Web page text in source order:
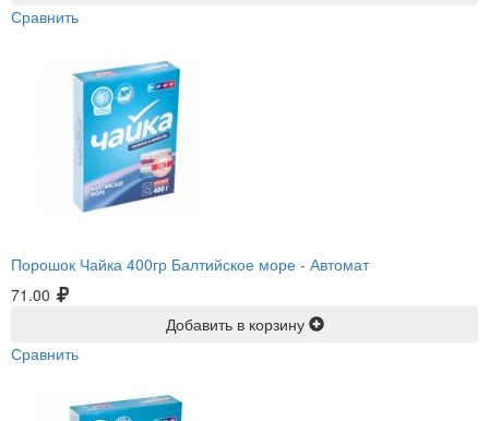
Сравнить
Порошок Чайка 400гр Балтийское море - Автомат
71.00
Добавить в корзину
Сравнить